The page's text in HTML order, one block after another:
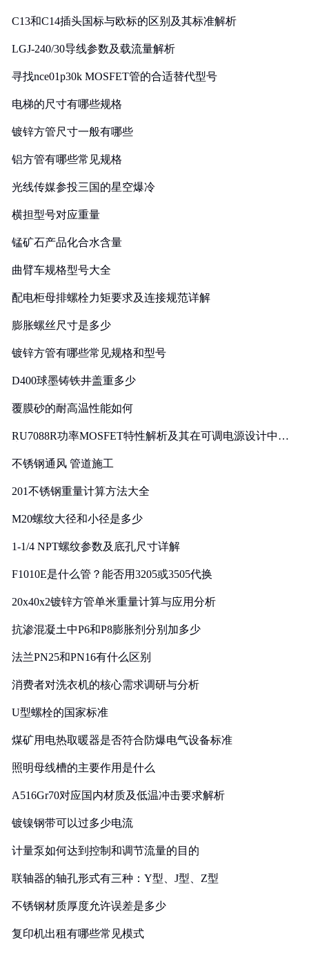
C13和C14插头国标与欧标的区别及其标准解析
LGJ-240/30导线参数及载流量解析
寻找nce01p30k MOSFET管的合适替代型号
电梯的尺寸有哪些规格
镀锌方管尺寸一般有哪些
铝方管有哪些常见规格
光线传媒参投三国的星空爆冷
横担型号对应重量
锰矿石产品化合水含量
曲臂车规格型号大全
配电柜母排螺栓力矩要求及连接规范详解
膨胀螺丝尺寸是多少
镀锌方管有哪些常见规格和型号
D400球墨铸铁井盖重多少
覆膜砂的耐高温性能如何
RU7088R功率MOSFET特性解析及其在可调电源设计中的
不锈钢通风 管道施工
201不锈钢重量计算方法大全
M20螺纹大径和小径是多少
1-1/4 NPT螺纹参数及底孔尺寸详解
F1010E是什么管？能否用3205或3505代换
20x40x2镀锌方管单米重量计算与应用分析
抗渗混凝土中P6和P8膨胀剂分别加多少
法兰PN25和PN16有什么区别
消费者对洗衣机的核心需求调研与分析
U型螺栓的国家标准
煤矿用电热取暖器是否符合防爆电气设备标准
照明母线槽的主要作用是什么
A516Gr70对应国内材质及低温冲击要求解析
镀镍钢带可以过多少电流
计量泵如何达到控制和调节流量的目的
联轴器的轴孔形式有三种：Y型、J型、Z型
不锈钢材质厚度允许误差是多少
复印机出租有哪些常见模式